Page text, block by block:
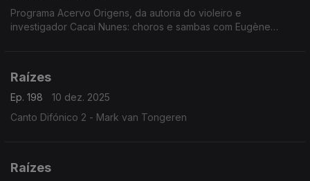
Programa Acervo Origens, da autoria do violeiro e
investigador Cacai Nunes: choros e sambas com Eugène
Raízes
Ep. 198
10 dez. 2025
Canto Difónico 2 - Mark van Tongeren
Raízes